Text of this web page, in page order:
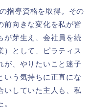
指導資格を取得。その
前向きな変化を私が皆
が芽生え、会社員を続
）として、ピラティス
が、やりたいこと迷子
いう気持ちに正直にな
いしていた主人も、私